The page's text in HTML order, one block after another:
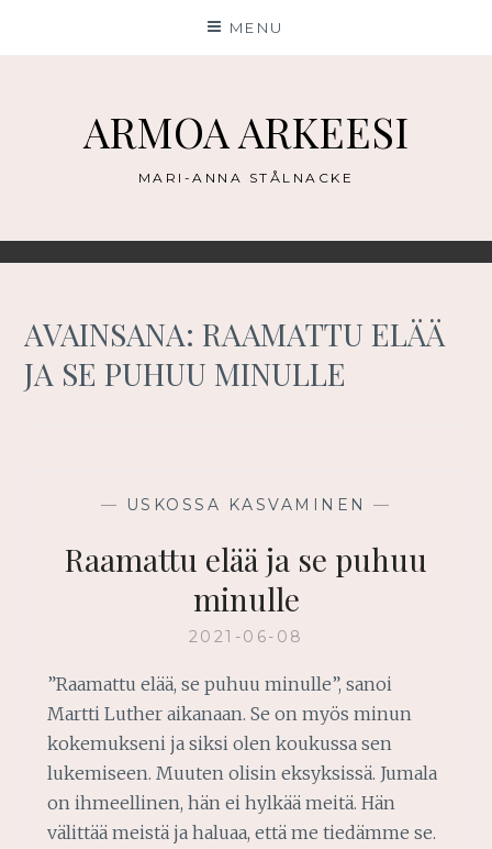
MENU
ARMOA ARKEESI
MARI-ANNA STÅLNACKE
AVAINSANA:RAAMATTU ELÄÄ
JA SE PUHUU MINULLE
— USKOSSA KASVAMINEN —
Raamattu elää ja se puhuu
minulle
2021-06-08
”Raamattu elää, se puhuu minulle”, sanoi
Martti Luther aikanaan. Se on myös minun
kokemukseni ja siksi olen koukussa sen
lukemiseen. Muuten olisin eksyksissä. Jumala
on ihmeellinen, hän ei hylkää meitä. Hän
välittää meistä ja haluaa, että me tiedämme se.